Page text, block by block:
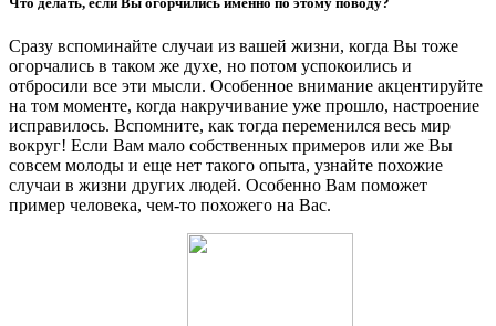
Сразу вспоминайте случаи из вашей жизни, когда Вы тоже
огорчались в таком же духе, но потом успокоились и
отбросили все эти мысли. Особенное внимание акцентируйте
на том моменте, когда накручивание уже прошло, настроение
исправилось. Вспомните, как тогда переменился весь мир
вокруг! Если Вам мало собственных примеров или же Вы
совсем молоды и еще нет такого опыта, узнайте похожие
случаи в жизни других людей. Особенно Вам поможет
пример человека, чем-то похожего на Вас.